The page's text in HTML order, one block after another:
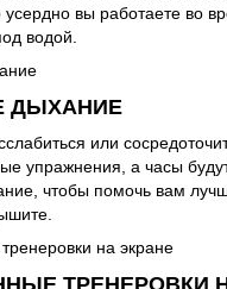
усердно вы работаете во
водой.
ДЫХАНИЕ
или
упражнения, а часы
чтобы помочь вам